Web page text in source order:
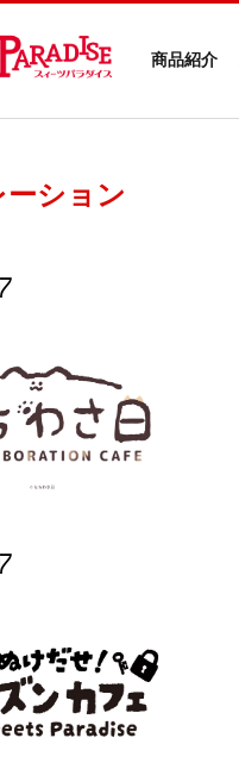
商品紹介
ーション